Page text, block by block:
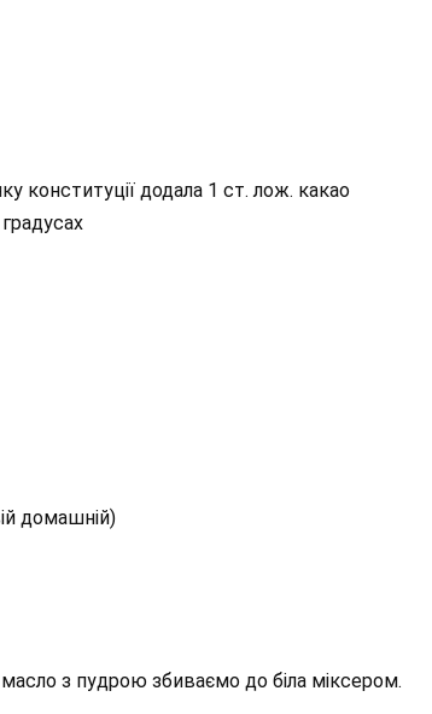
конституції додала 1 ст. лож. какао
домашній)
з пудрою збиваємо до біла міксером.